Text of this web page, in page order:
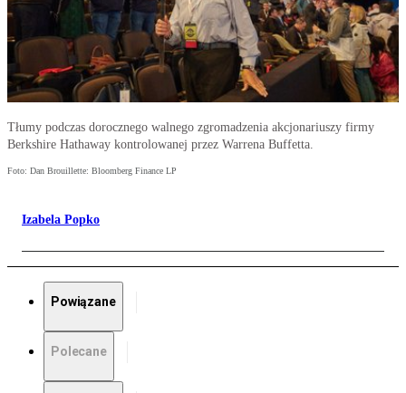
Tłumy podczas dorocznego walnego zgromadzenia akcjonariuszy firmy
Berkshire Hathaway kontrolowanej przez Warrena Buffetta.
Foto: Dan Brouillette: Bloomberg Finance LP
Izabela Popko
Powiązane
Polecane